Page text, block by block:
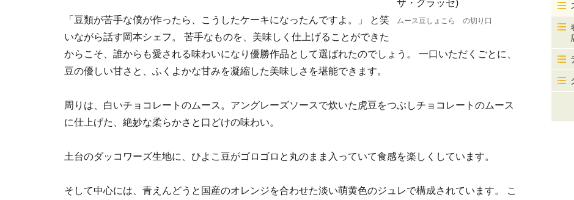
ムース豆しょこら の切り口
「豆類が苦手な僕が作ったら、こうしたケーキになったんですよ。」 と笑
いながら話す岡本シェフ。 苦手なものを、美味しく仕上げることができた
からこそ、誰からも愛される味わいになり優勝作品として選ばれたのでしょう。 一口いただくごとに、
豆の優しい甘さと、ふくよかな甘みを凝縮した美味しさを堪能できます。
周りは、白いチョコレートのムース。アングレーズソースで炊いた虎豆をつぶしチョコレートのムース
に仕上げた、絶妙な柔らかさと口どけの味わい。
土台のダッコワーズ生地に、ひよこ豆がゴロゴロと丸のまま入っていて食感を楽しくしています。
そして中心には、青えんどうと国産のオレンジを合わせた淡い萌黄色のジュレで構成されています。 こ